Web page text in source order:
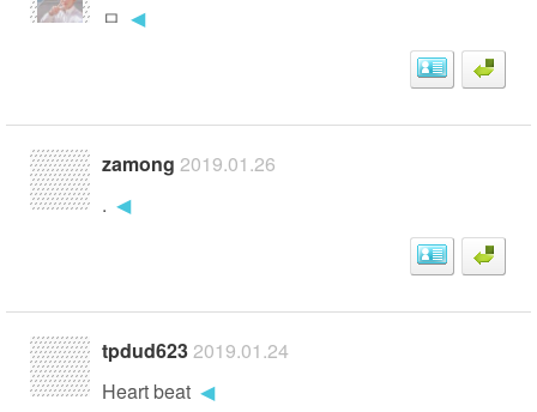
ㅁ ◀
zamong 2019.01.26
. ◀
tpdud6232019.01.24
Heart beat ◀